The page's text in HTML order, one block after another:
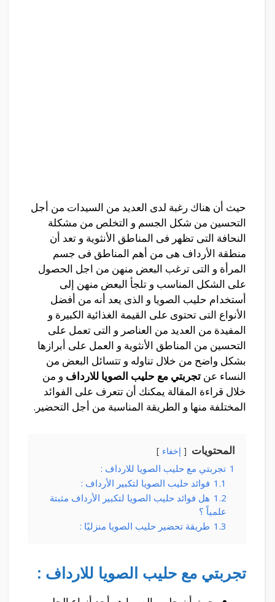
حيث أن هناك رغبة لدى العديد من السيدات من أجل
التحسين من شكل الجسم و التخلص من مشكلة
النحافة التى تظهر فى المناطق الأنثوية و تعد أن
منطقة الأرداف هى من أهم المناطق فى جسم
المرأة و التى ترغب البعض منهن من اجل الحصول
على الشكل المناسب و تلجأ البعض منهن إلى
أستخدام حليب الصويا و الذى يعد أنه من أفضل
الأنواع التى تحتوى على القيمة الغذائية الكبيرة و
المفيدة من العديد من العناصر و التى تعمل على
التحسين من المناطق الأنثوية و العمل على أبرازها
بشكل واضح من خلال تناوله و تتسائل البعض من
النساء عن تجربتي مع حليب الصويا للارداف و من
خلال قراءة المقالة يمكنك أن تتعرف على الفوائد
المختلفة منها و الطريقة المناسبة من أجل التحضير.
المحتويات إخفاء
1 تجربتي مع حليب الصويا للارداف :
1.1 فوائد حليب الصويا لتكبير الأرداف :
1.2 هل فوائد حليب الصويا لتكبير الأرداف مثبتة
علمياً ؟
1.3 طريقة تحضير حليب الصويا منزليًا :
تجربتي مع حليب الصويا للارداف :